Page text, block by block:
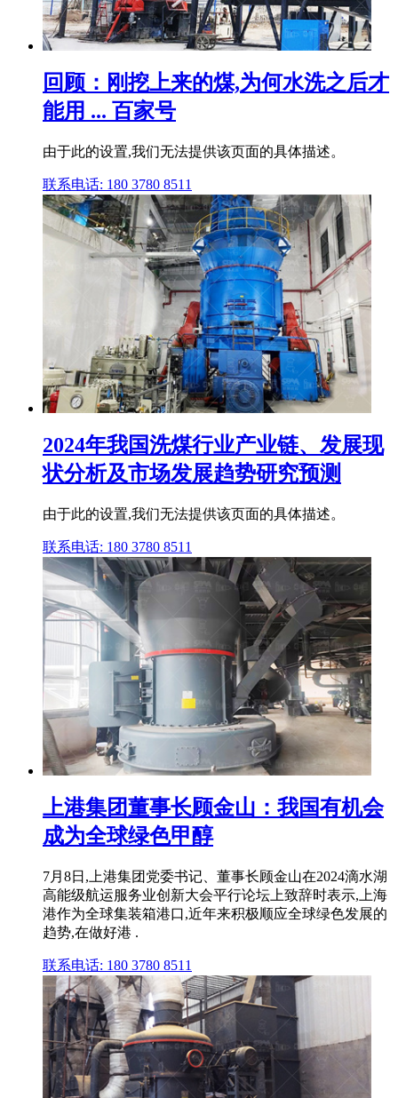
回顾：刚挖上来的煤,为何水洗之后才
能用 ... 百家号
由于此的设置,我们无法提供该页面的具体描述。
联系电话: 180 3780 8511
2024年我国洗煤行业产业链、发展现
状分析及市场发展趋势研究预测
由于此的设置,我们无法提供该页面的具体描述。
联系电话: 180 3780 8511
上港集团董事长顾金山：我国有机会
成为全球绿色甲醇
7月8日,上港集团党委书记、董事长顾金山在2024滴水湖
高能级航运服务业创新大会平行论坛上致辞时表示,上海
港作为全球集装箱港口,近年来积极顺应全球绿色发展的
趋势,在做好港 .
联系电话: 180 3780 8511